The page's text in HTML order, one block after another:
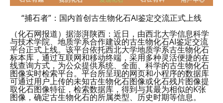
“捕石者”：国内首创古生物化石AI鉴定交流正式上线
（化石网报道）据澎湃陕西：近日，由西北大学信息科学
与技术学院、地质学系合作建设的古生物化石AI鉴定交流
平台正式上线。该平台依托西北大学地质学系古生物化石
标本库，通过互联网和移动终端，采用多种灵活便捷的在
线查询方式，为公众提供系统、全面、科学的古生物化石
图像实时检索平台。平台所呈现的网页和小程序的数据库
可通过用户上传的未知古生物化石图像或化石残片图像提
取化石图像特征，检索数据库，得到与其最为相似的K张
图像，确定古生物化石的所属类型、历史时期等信息。